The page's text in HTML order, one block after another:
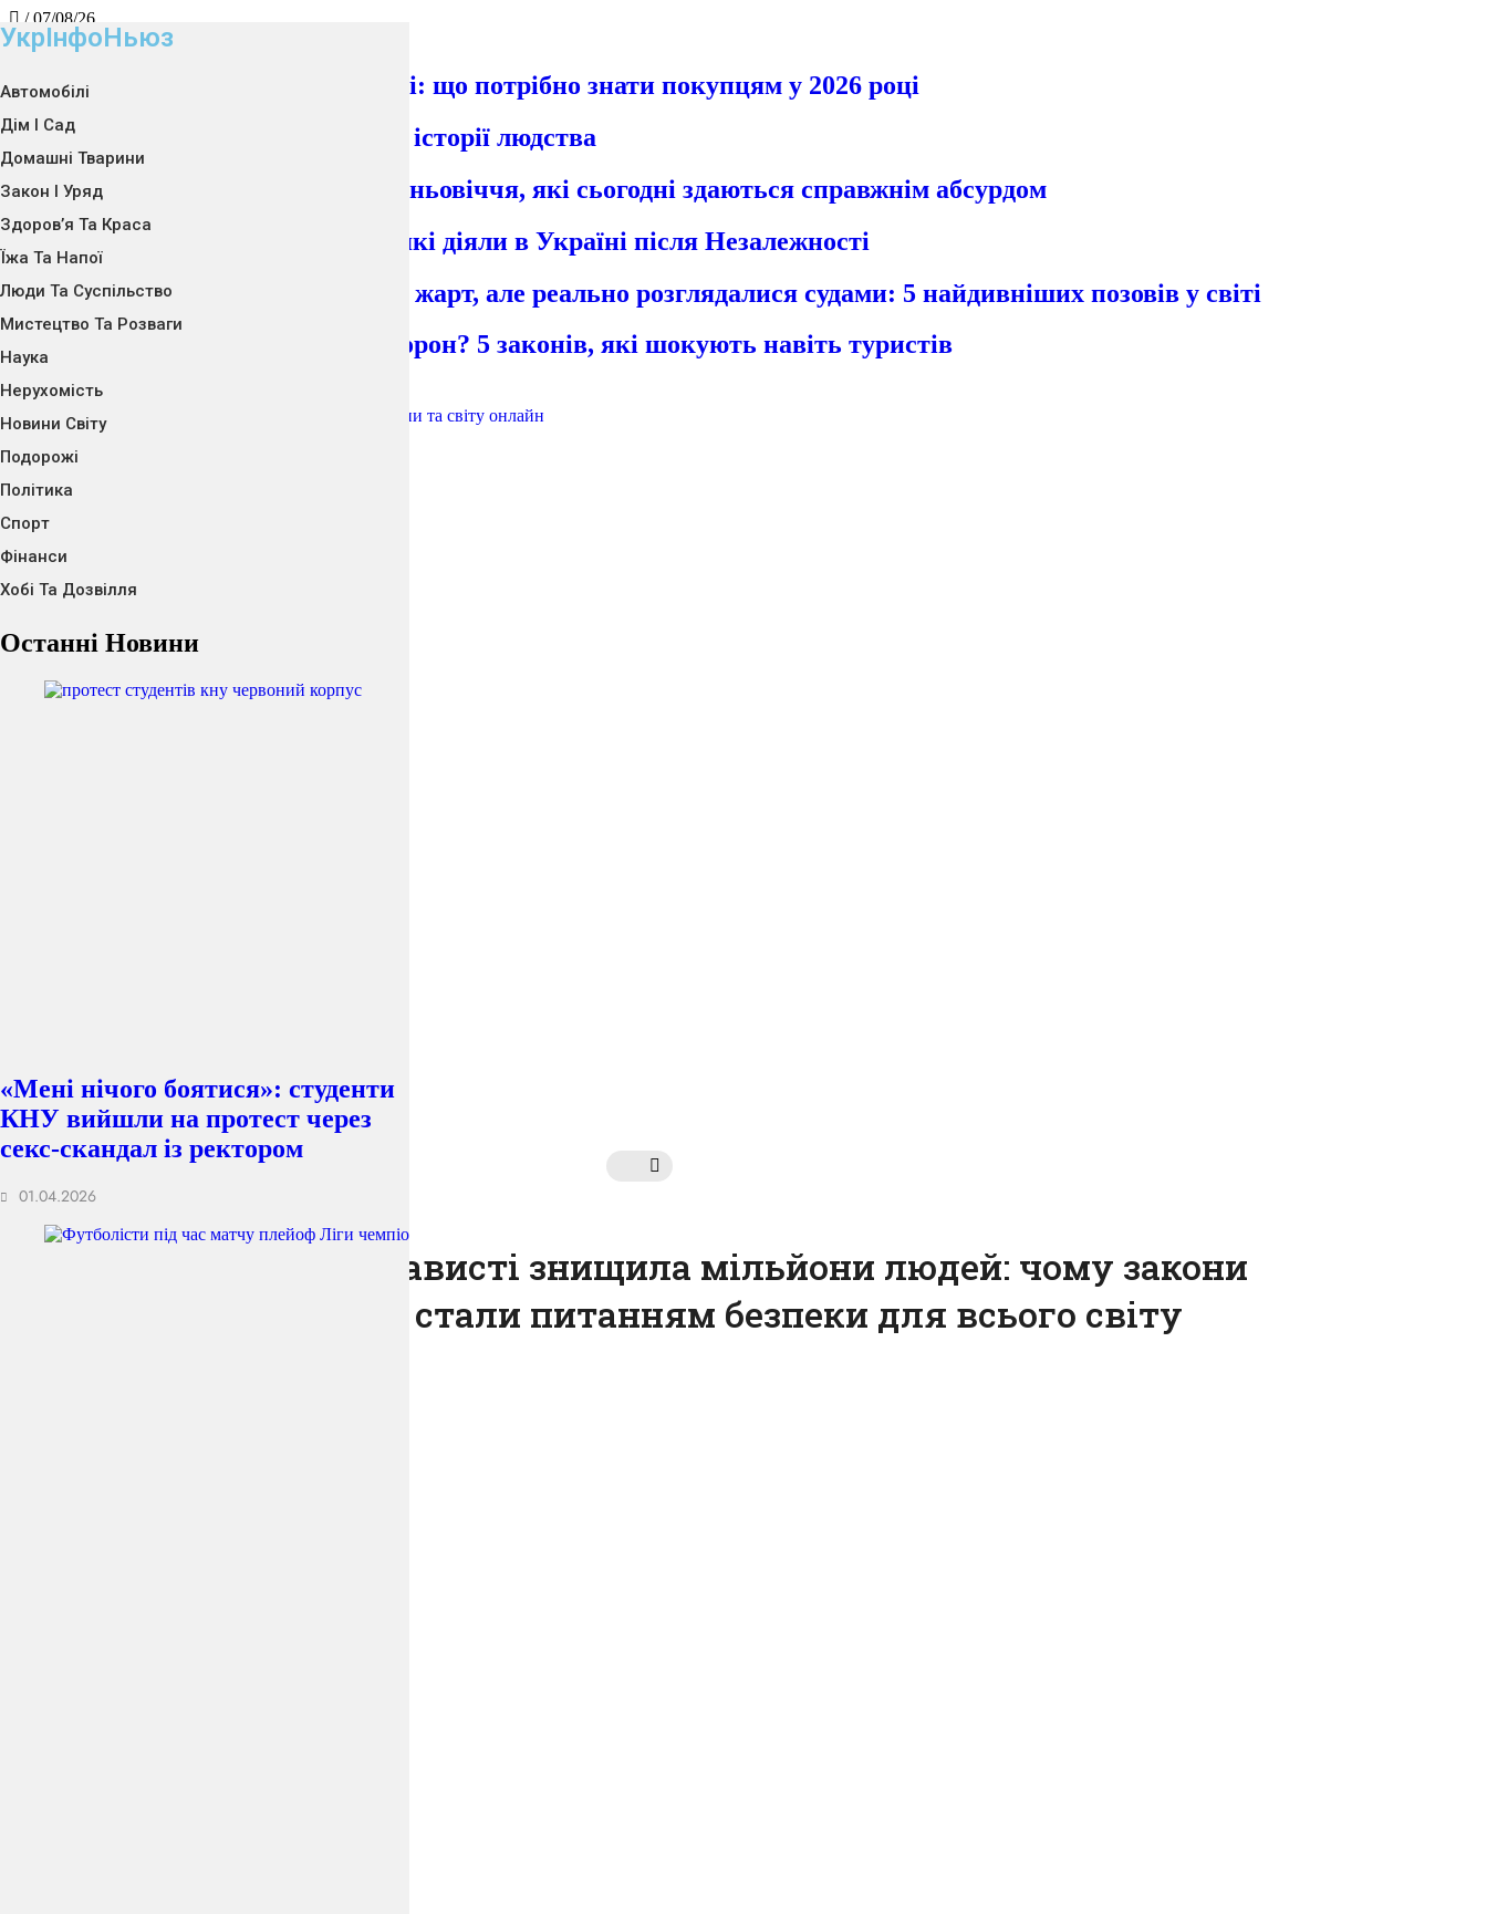
/ 07/08/26
Тенденції
Податок на посилки в Україні: що потрібно знати покупцям у 2026 році
5 найбезглуздіших податків в історії людства
5 найдивніших законів Середньовіччя, які сьогодні здаються справжнім абсурдом
5 дивних законів та правил, які діяли в Україні після Незалежності
Судові справи, які звучать як жарт, але реально розглядалися судами: 5 найдивніших позовів у світі
Японія чи країна дивних заборон? 5 законів, які шокують навіть туристів
ukrinfonews.contact@gmail.com
УкрІнфоНьюз
Автомобілі
Дім І Сад
Домашні Тварини
Закон І Уряд
Здоров’я Та Краса
Їжа Та Напої
Люди Та Суспільство
Мистецтво Та Розваги
Наука
Нерухомість
Новини Світу
Подорожі
Політика
Спорт
Фінанси
Хобі Та Дозвілля
Останні Новини
«Мені нічого боятися»: студенти
КНУ вийшли на протест через
секс-скандал із ректором
01.04.2026
Головна Новини Та Статті Категорії
Закон і уряд
Як одна ідеологія ненависті знищила мільйони людей: чому закони
проти антисемітизму стали питанням безпеки для всього світу